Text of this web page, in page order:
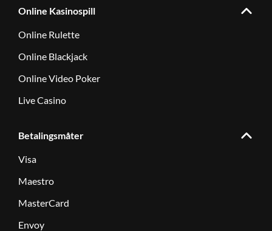
Online Kasinospill
Online Rulette
Online Blackjack
Online Video Poker
Live Casino
Betalingsmåter
Visa
Maestro
MasterCard
Envoy